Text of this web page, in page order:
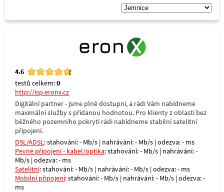
4.6
testů celkem:0
http://isp.eronx.cz
Digitální partner - jsme plně dostupní, a rádi Vám nabídneme
maximální služby s přidanou hodnotou. Pro klienty z oblastí bez
běžného pozemního pokrytí rádi nabídneme stabilní satelitní
připojení.
DSL/ADSL: stahování: - Mb/s | nahrávání: - Mb/s | odezva: - ms
Pevné připojení - kabel/optika: stahování: - Mb/s | nahrávání: -
Mb/s | odezva: - ms
Satelitní: stahování: - Mb/s | nahrávání: - Mb/s | odezva: - ms
Mobilní připojení: stahování: - Mb/s | nahrávání: - Mb/s | odezva: -
ms